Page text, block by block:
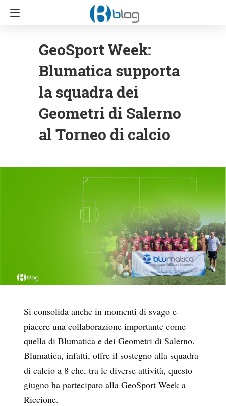
GeoSport Week:
Blumatica supporta
la squadra dei
Geometri di Salerno
al Torneo di calcio
Si consolida anche in momenti di svago e
piacere una collaborazione importante come
quella di Blumatica e dei Geometri di Salerno.
Blumatica, infatti, offre il sostegno alla squadra
di calcio a 8 che, tra le diverse attività, questo
giugno ha partecipato alla GeoSport Week a
Riccione.